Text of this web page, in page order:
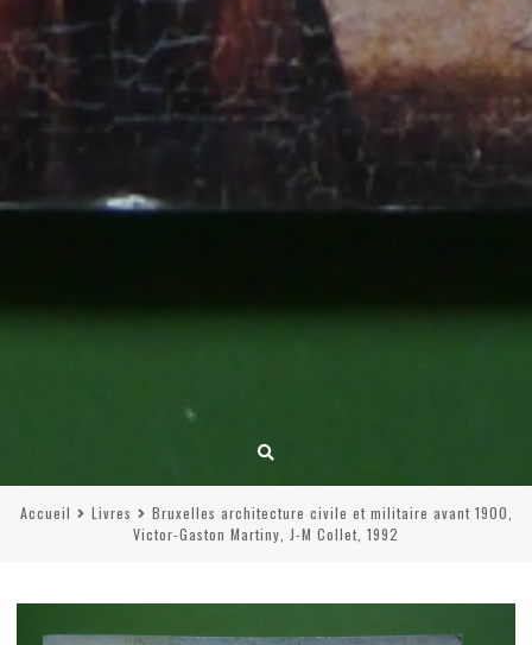
Accueil Livres
Bruxelles architecture civile et militaire avant 1900,
Victor-Gaston Martiny, J-M Collet, 1992